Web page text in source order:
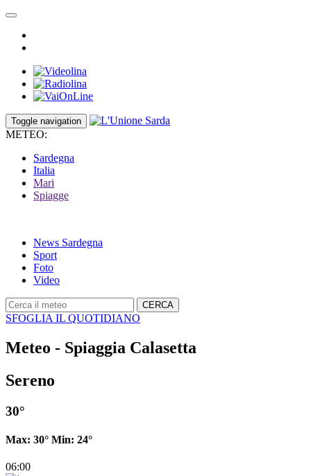
Toggle navigation
METEO:
Sardegna
Italia
Mari
Spiagge
News Sardegna
Sport
Foto
Video
SFOGLIA IL QUOTIDIANO
Meteo - Spiaggia Calasetta
Sereno
30°
Max: 30° Min: 24°
06:00